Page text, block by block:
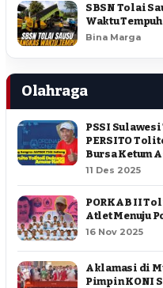
SBSN Tolai
Waktu
Bina Marga
Olahraga
PSSI
PERSITO
Bursa Ketum
11 Des 2025
PORKAB II
Atlet Menuju
16 Nov 2025
Aklamasi di
Pimpin KONI